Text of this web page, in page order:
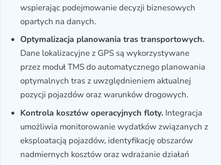
wspierając podejmowanie decyzji biznesowych
opartych na danych.
Optymalizacja planowania tras transportowych.
Dane lokalizacyjne z GPS są wykorzystywane
przez moduł TMS do automatycznego planowania
optymalnych tras z uwzględnieniem aktualnej
pozycji pojazdów oraz warunków drogowych.
Kontrola kosztów operacyjnych floty. Integracja
umożliwia monitorowanie wydatków związanych z
eksploatacją pojazdów, identyfikację obszarów
nadmiernych kosztów oraz wdrażanie działań